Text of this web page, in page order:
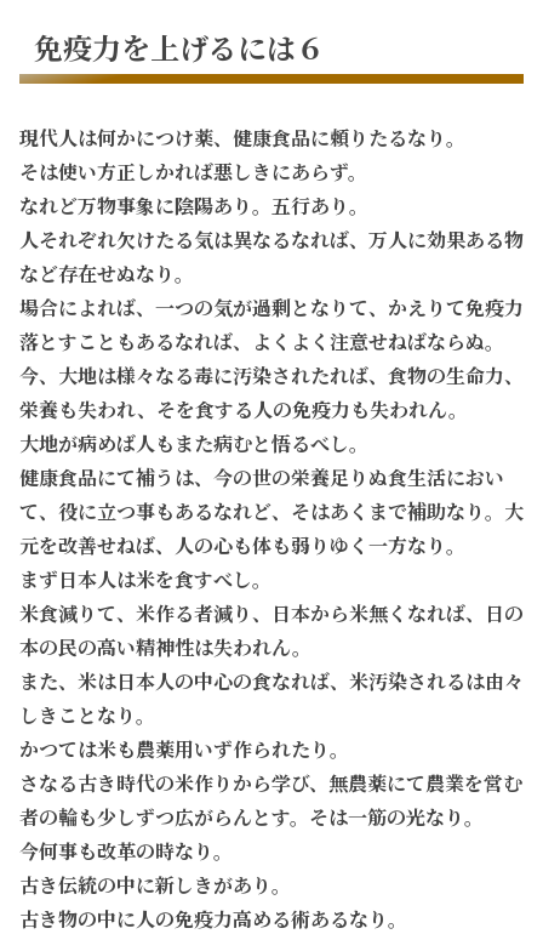
免疫力を上げるには６
現代人は何かにつけ薬、健康食品に頼りたるなり。
そは使い方正しかれば悪しきにあらず。
なれど万物事象に陰陽あり。五行あり。
人それぞれ欠けたる気は異なるなれば、万人に効果ある物
など存在せぬなり。
場合によれば、一つの気が過剰となりて、かえりて免疫力
落とすこともあるなれば、よくよく注意せねばならぬ。
今、大地は様々なる毒に汚染されたれば、食物の生命力、
栄養も失われ、そを食する人の免疫力も失われん。
大地が病めば人もまた病むと悟るべし。
健康食品にて補うは、今の世の栄養足りぬ食生活におい
て、役に立つ事もあるなれど、そはあくまで補助なり。大
元を改善せねば、人の心も体も弱りゆく一方なり。
まず日本人は米を食すべし。
米食減りて、米作る者減り、日本から米無くなれば、日の
本の民の高い精神性は失われん。
また、米は日本人の中心の食なれば、米汚染されるは由々
しきことなり。
かつては米も農薬用いず作られたり。
さなる古き時代の米作りから学び、無農薬にて農業を営む
者の輪も少しずつ広がらんとす。そは一筋の光なり。
今何事も改革の時なり。
古き伝統の中に新しきがあり。
古き物の中に人の免疫力高める術あるなり。